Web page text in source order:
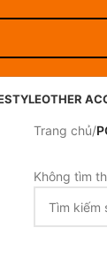
OTHER
Trang chủ/
Không tìm